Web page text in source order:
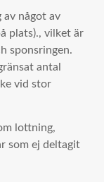
av något av
plats)., vilket är
sponsringen.
antal
vid stor
lottning,
som ej deltagit